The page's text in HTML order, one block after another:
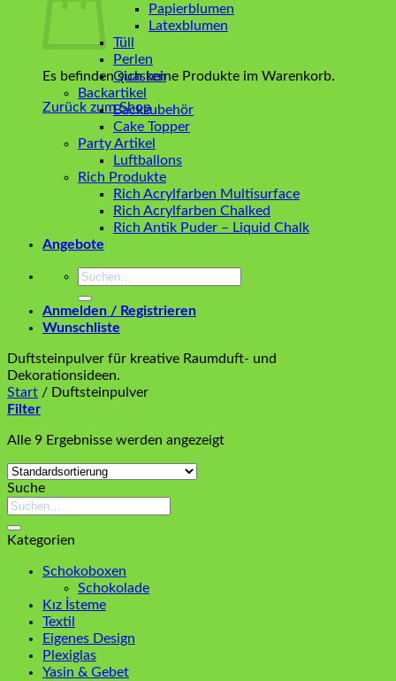
Es befinden sich keine Produkte im Warenkorb.
Zurück zum Shop
Papierblumen
Latexblumen
Tüll
Perlen
Quasten
Backartikel
Backzubehör
Cake Topper
Party Artikel
Luftballons
Rich Produkte
Rich Acrylfarben Multisurface
Rich Acrylfarben Chalked
Rich Antik Puder – Liquid Chalk
Angebote
Suchen
Anmelden / Registrieren
Wunschliste
Duftsteinpulver für kreative Raumduft- und
Dekorationsideen.
Start / Duftsteinpulver
Filter
Alle 9 Ergebnisse werden angezeigt
Suche
Suchen
Kategorien
Schokoboxen
Schokolade
Kız İsteme
Textil
Eigenes Design
Plexiglas
Yasin & Gebet